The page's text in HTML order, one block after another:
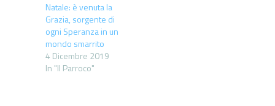
Natale: è venuta la
Grazia, sorgente di
ogni Speranza in un
mondo smarrito
4 Dicembre 2019
In "Il Parroco"